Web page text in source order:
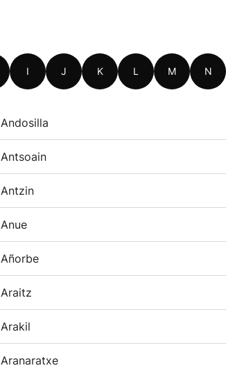
I J K L M N
Andosilla
Antsoain
Antzin
Anue
Añorbe
Araitz
Arakil
Aranaratxe